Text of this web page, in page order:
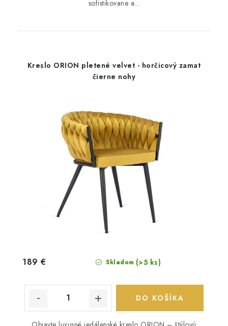
sofistikovane a...
Kreslo ORION pletené velvet - horčicový zamat
čierne nohy
Skladom (>5 ks)
189 €
DO KOŠÍKA